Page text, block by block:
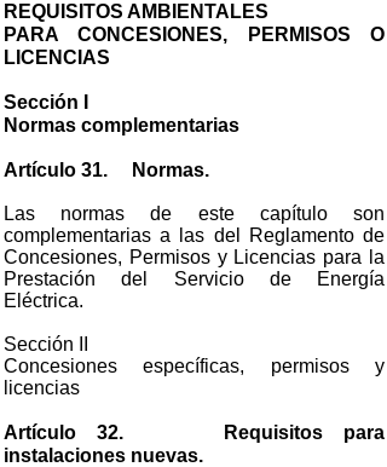
REQUISITOS AMBIENTALES
PARA CONCESIONES, PERMISOS O
LICENCIAS
Sección I
Normas complementarias
Artículo 31. Normas.
Las normas de este capítulo son
complementarias a las del Reglamento de
Concesiones, Permisos y Licencias para la
Prestación del Servicio de Energía
Eléctrica.
Sección II
Concesiones específicas, permisos y
licencias
Artículo 32. Requisitos para
instalaciones nuevas.